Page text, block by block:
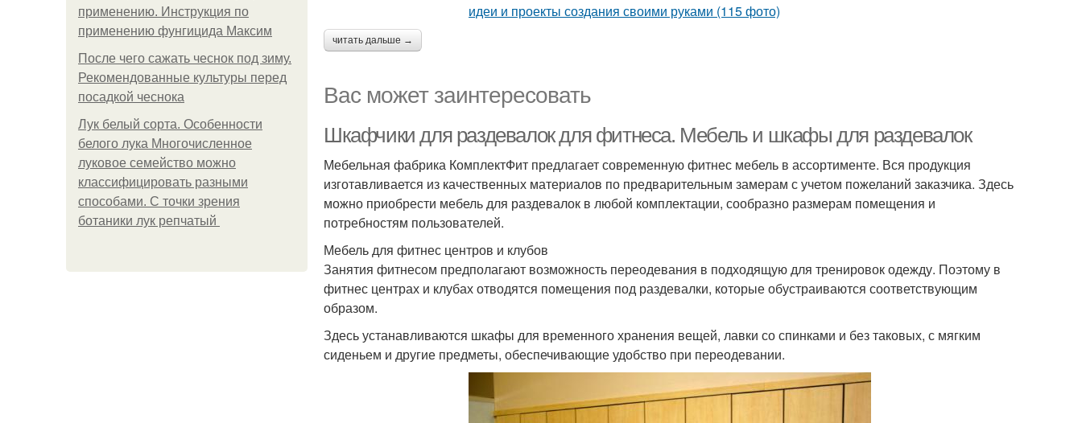
применению. Инструкция по
применению фунгицида Максим
После чего сажать чеснок под зиму.
Рекомендованные культуры перед
посадкой чеснока
Лук белый сорта. Особенности
белого лука Многочисленное
луковое семейство можно
классифицировать разными
способами. С точки зрения
ботаники лук репчатый
читать дальше →
Вас может заинтересовать
Шкафчики для раздевалок для фитнеса. Мебель и шкафы для раздевалок
Мебельная фабрика КомплектФит предлагает современную фитнес мебель в ассортименте. Вся продукция
изготавливается из качественных материалов по предварительным замерам с учетом пожеланий заказчика. Здесь
можно приобрести мебель для раздевалок в любой комплектации, сообразно размерам помещения и
потребностям пользователей.
Мебель для фитнес центров и клубов
Занятия фитнесом предполагают возможность переодевания в подходящую для тренировок одежду. Поэтому в
фитнес центрах и клубах отводятся помещения под раздевалки, которые обустраиваются соответствующим
образом.
Здесь устанавливаются шкафы для временного хранения вещей, лавки со спинками и без таковых, с мягким
сиденьем и другие предметы, обеспечивающие удобство при переодевании.